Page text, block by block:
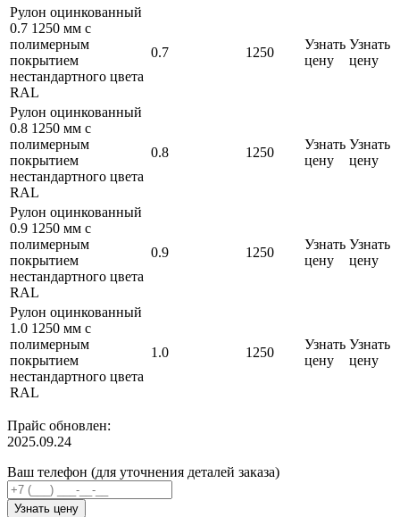
Рулон оцинкованный
0.7 1250 мм с
полимерным
покрытием
нестандартного цвета
RAL
0.7 1250
Узнать
цену
Узнать
цену
Рулон оцинкованный
0.8 1250 мм с
полимерным
покрытием
нестандартного цвета
RAL
0.8 1250
Узнать
цену
Узнать
цену
Рулон оцинкованный
0.9 1250 мм с
полимерным
покрытием
нестандартного цвета
RAL
0.9 1250
Узнать
цену
Узнать
цену
Рулон оцинкованный
1.0 1250 мм с
полимерным
покрытием
нестандартного цвета
RAL
1.0 1250
Узнать
цену
Узнать
цену
Прайс обновлен:
2025.09.24
Ваш телефон (для уточнения деталей заказа)
Узнать цену